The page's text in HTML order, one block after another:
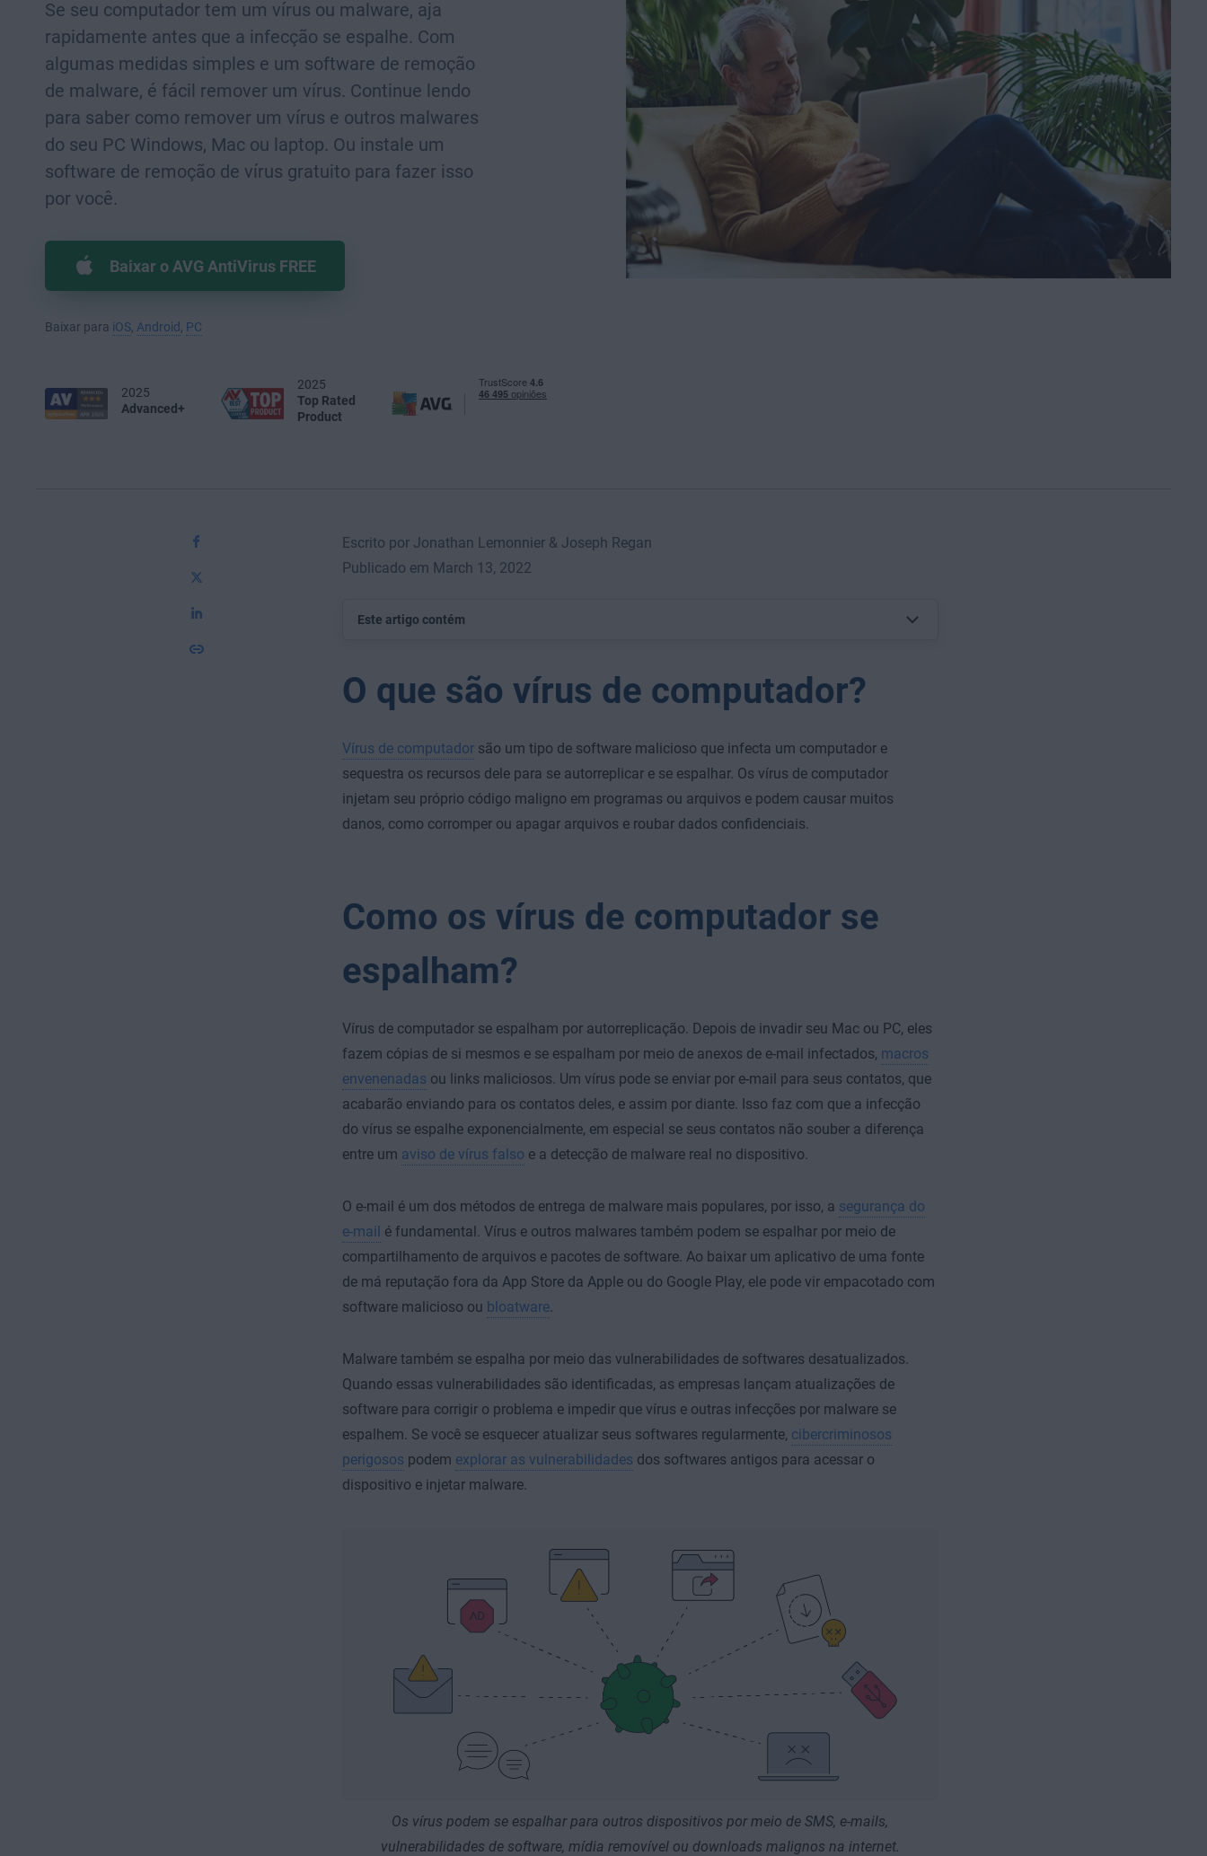
Se seu computador tem um vírus ou malware, aja
rapidamente antes que a infecção se espalhe. Com
algumas medidas simples e um software de remoção
de malware, é fácil remover um vírus. Continue lendo
para saber como remover um vírus e outros malwares
do seu PC Windows, Mac ou laptop. Ou instale um
software de remoção de vírus gratuito para fazer isso
por você.
Baixar o AVG AntiVirus FREE
Baixar para iOS Android PC
2025
Advanced+
2025
Top Rated
Product
Escrito por Jonathan Lemonnier & Joseph Regan
Publicado em March 13, 2022
Este artigo contém
O que são vírus de computador?
Vírus de computadorsão um tipo de software malicioso que infecta um computador e
sequestra os recursos dele para se autorreplicar e se espalhar. Os vírus de computador
injetam seu próprio código maligno em programas ou arquivos e podem causar muitos
danos, como corromper ou apagar arquivos e roubar dados confidenciais.
Como os vírus de computador se
espalham?
Vírus de computador se espalham por autorreplicação. Depois de invadir seu Mac ou PC, eles
fazem cópias de si mesmos e se espalham por meio de anexos de e-mail infectados, macros
envenenadas ou links maliciosos. Um vírus pode se enviar por e-mail para seus contatos, que
acabarão enviando para os contatos deles, e assim por diante. Isso faz com que a infecção
do vírus se espalhe exponencialmente, em especial se seus contatos não souber a diferença
entre um aviso de vírus falso e a detecção de malware real no dispositivo.
O e-mail é um dos métodos de entrega de malware mais populares, por isso, a segurança do
e-mail é fundamental. Vírus e outros malwares também podem se espalhar por meio de
compartilhamento de arquivos e pacotes de software. Ao baixar um aplicativo de uma fonte
de má reputação fora da App Store da Apple ou do Google Play, ele pode vir empacotado com
software malicioso ou bloatware.
Malware também se espalha por meio das vulnerabilidades de softwares desatualizados.
Quando essas vulnerabilidades são identificadas, as empresas lançam atualizações de
software para corrigir o problema e impedir que vírus e outras infecções por malware se
espalhem. Se você se esquecer atualizar seus softwares regularmente, cibercriminosos
perigosos podem explorar as vulnerabilidades dos softwares antigos para acessar o
dispositivo e injetar malware.
Os vírus podem se espalhar para outros dispositivos por meio de SMS, e-mails,
vulnerabilidades de software, mídia removível ou downloads malignos na internet.